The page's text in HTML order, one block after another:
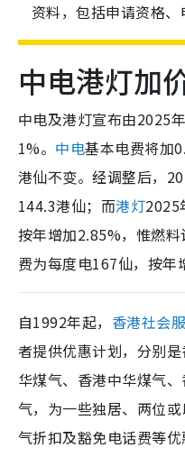
资料，包括申请资格、
中电港灯加
中电及港灯宣布由2025
1%。 中电基本电费将加
港仙不变。经调整后，
144.3港仙；而港灯2025
按年增加2.85%，惟燃
费为每度电167仙，按年
自1992年起， 香港社会
者提供优惠计划，分别
华煤气、香港中华煤气
气，为一些独居、两位
气折扣及豁免电话费等优